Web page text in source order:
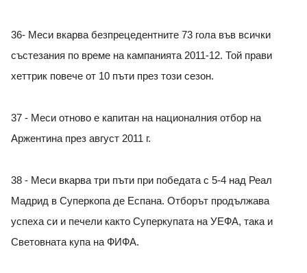
36- Меси вкарва безпрецедентните 73 гола във всички
състезания по време на кампанията 2011-12. Той прави
хеттрик повече от 10 пъти през този сезон.
37 - Меси отново е капитан на националния отбор на
Аржентина през август 2011 г.
38 - Меси вкарва три пъти при победата с 5-4 над Реал
Мадрид в Суперкопа де Еспана. Отборът продължава
успеха си и печели както Суперкупата на УЕФА, така и
Световната купа на ФИФА.